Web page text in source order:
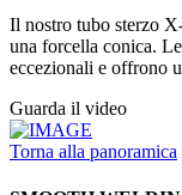
Il nostro tubo sterzo
una forcella conica.
eccezionali e offrono
Guarda il video
Torna alla panoramica